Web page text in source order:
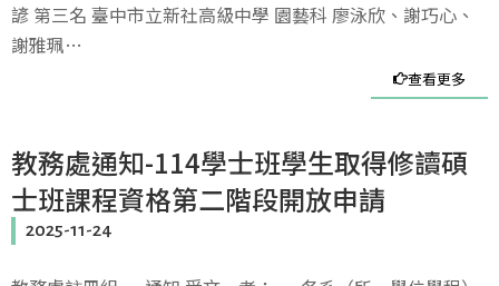
諺 第三名 臺中市立新社高級中學 園藝科 廖泳欣、謝巧心、
謝雅珮…
查看更多
教務處通知-114學士班學生取得修讀碩
士班課程資格第二階段開放申請
2025-11-24